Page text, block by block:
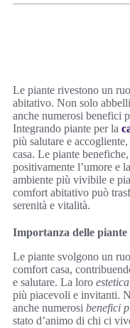
Le piante rivestono un
abitativo. Non solo
anche numerosi benefici
Integrando piante per la
più salutare e
casa. Le piante
positivamente l’umore e
ambiente più vivibile e
comfort abitativo può
serenità e vitalità.
Importanza delle
Le piante svolgono un
comfort casa,
e salutare. La loro
più piacevoli e invitanti.
anche numerosi benefici
stato d’animo di chi ci